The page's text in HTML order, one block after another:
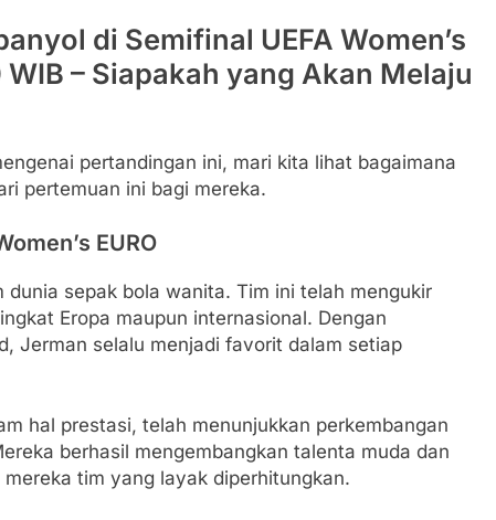
di Semifinal UEFA Women’s
– Siapakah yang Akan Melaju
pertandingan ini, mari kita lihat bagaimana
pertemuan ini bagi mereka.
EURO
sepak bola wanita. Tim ini telah mengukir
Eropa maupun internasional. Dengan
Jerman selalu menjadi favorit dalam setiap
hal prestasi, telah menunjukkan perkembangan
berhasil mengembangkan talenta muda dan
tim yang layak diperhitungkan.